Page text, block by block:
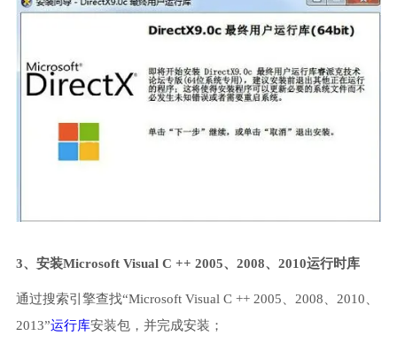
3、安装Microsoft Visual C ++ 2005、2008、2010运行时库
通过搜索引擎查找“Microsoft Visual C ++ 2005、2008、2010、
2013”运行库安装包，并完成安装；